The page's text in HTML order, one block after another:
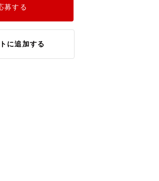
募する
に追加する